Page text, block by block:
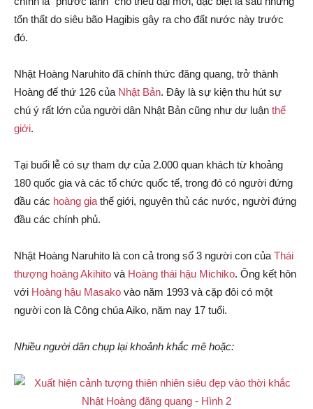
tổn thất do siêu bão Hagibis gây ra cho đất nước này trước
đó.
Nhật Hoàng Naruhito đã chính thức đăng quang, trở thành
Hoàng đế thứ 126 của Nhật Bản. Đây là sự kiện thu hút sự
chú ý rất lớn của người dân Nhật Bản cũng như dư luận thế
giới.
Tại buổi lễ có sự tham dự của 2.000 quan khách từ khoảng
180 quốc gia và các tổ chức quốc tế, trong đó có người đứng
đầu các hoàng gia thế giới, nguyên thủ các nước, người đứng
đầu các chính phủ.
Nhật Hoàng Naruhito là con cả trong số 3 người con của Thái
thượng hoàng Akihito và Hoàng thái hậu Michiko. Ông kết hôn
với Hoàng hậu Masako vào năm 1993 và cặp đôi có một
người con là Công chúa Aiko, năm nay 17 tuổi.
Nhiều người dân chụp lại khoảnh khắc mê hoặc: